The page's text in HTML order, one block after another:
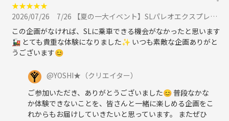
★★★★★
2026/07/26
7/26 【夏の一大イベント】SLパレオエクスプレスに乗って、「夏の秩父を満喫」、溶岩焼きBBQも楽しもう！に参加
この企画がなければ、SLに乗車できる機会がなかったと思います
🚂 とても貴重な体験になりました✨ いつも素敵な企画ありがと
うございます😊
@YOSHI★ （クリエイター）
ご参加いただき、ありがとうございました😊 普段なかな
か体験できないことを、皆さんと一緒に楽しめる企画をこ
れからもお届けしていきたいと思っています。 またぜひ